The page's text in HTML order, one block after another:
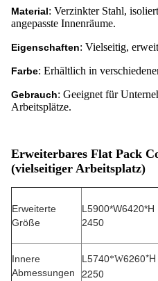
Material: Verzinkter Stahl,
angepasste Innenräume.
Eigenschaften: Vielseitig,
Farbe: Erhältlich in
Gebrauch: Geeignet für
Arbeitsplätze.
Erweiterbares Flat Pack
(vielseitiger Arbeitsplatz)
Erweiterte
Größe
L5900*W6420*H
2450
Innere
Abmessungen
L5740*W6260*H
2250